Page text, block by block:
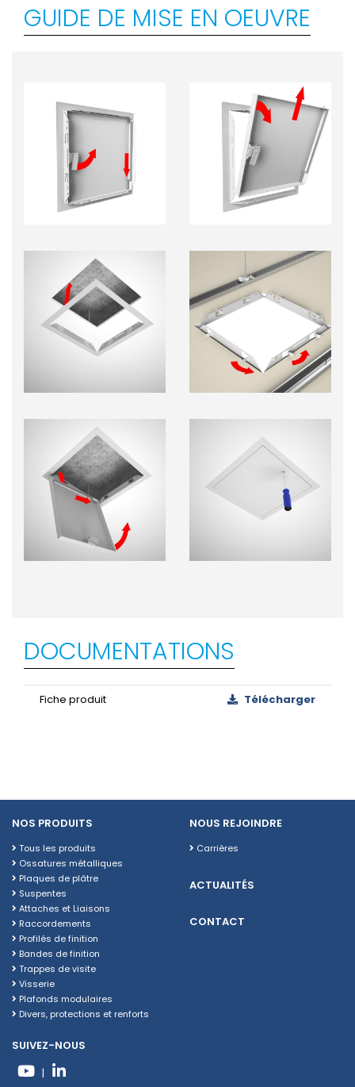
GUIDE DE MISE EN OEUVRE
DOCUMENTATIONS
Fiche produit Télécharger
NOS PRODUITS
Tous les produits
Ossatures métalliques
Plaques de plâtre
Suspentes
Attaches et Liaisons
Raccordements
Profilés de finition
Bandes de finition
Trappes de visite
Visserie
Plafonds modulaires
Divers, protections et renforts
NOUS REJOINDRE
Carrières
ACTUALITÉS
CONTACT
SUIVEZ-NOUS
|